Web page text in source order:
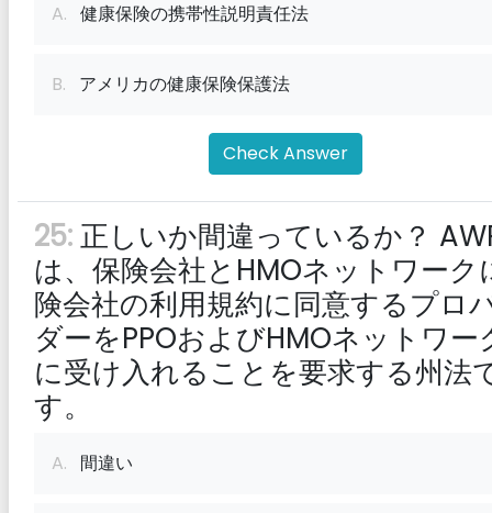
A. 健康保険の携帯性説明責任法
B. アメリカの健康保険保護法
Check Answer
25:正しいか間違っているか？
は、保険会社とHMOネットワーク
険会社の利用規約に同意するプロ
ダーをPPOおよびHMOネットワー
に受け入れることを要求する州法
す。
A. 間違い